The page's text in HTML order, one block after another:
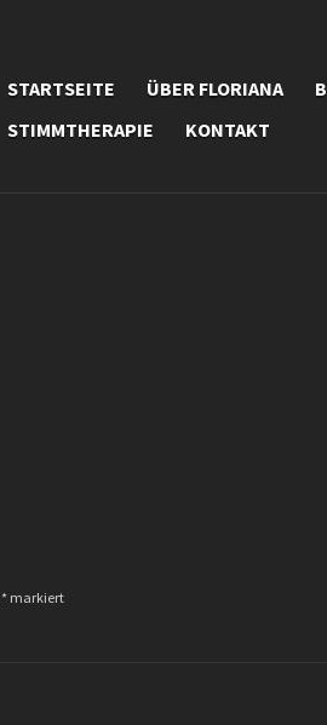
STARTSEITE ÜBER FLORIANA
STIMMTHERAPIE
KONTAKT
* markiert